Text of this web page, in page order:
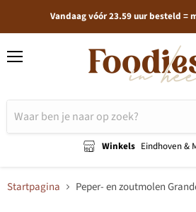
Vandaag vóór 23.59 uur besteld =
Winkels Eindhoven &
Startpagina Peper- en zoutmolen